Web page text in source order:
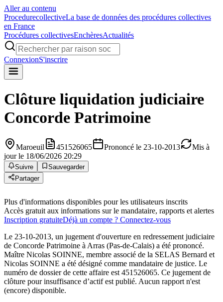
Aller au contenu
ProcedurecollectiveLa base de données des procédures collectives
en France
Procédures collectivesEnchèresActualités
ConnexionS'inscrire
Clôture liquidation judiciaire
Concorde Patrimoine
Maroeuil 451526065 Prononcé le 23-10-2013
Mis à
jour le 18/06/2026 20:29
Suivre
Sauvegarder
Partager
Plus d'informations disponibles pour les utilisateurs inscrits
Accès gratuit aux informations sur le mandataire, rapports et alertes
Inscription gratuiteDéjà un compte ? Connectez-vous
Le 23-10-2013, un jugement d'ouverture en redressement judiciaire
de Concorde Patrimoine à Arras (Pas-de-Calais) a été prononcé.
Maître Nicolas SOINNE, membre associé de la SELAS Bernard et
Nicolas SOINNE a été désigné comme mandataire de justice. Le
numéro de dossier de cette affaire est 451526065. Ce jugement de
clôture pour insuffisance d’actif est publié. Aucun rapport n'est
(encore) disponible.